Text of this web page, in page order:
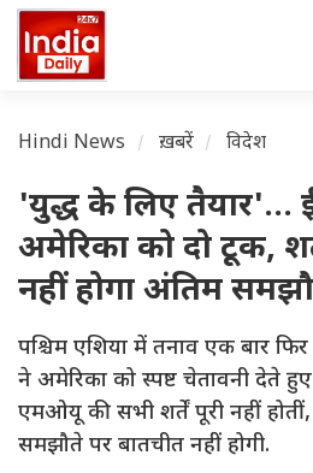
Hindi News ख़बरें विदेश
'युद्ध के लिए तैयार'...
अमेरिका को दो टूक,
नहीं होगा अंतिम
पश्चिम एशिया में तनाव एक बार
ने अमेरिका को स्पष्ट चेतावनी देते
एमओयू की सभी शर्तें पूरी नहीं
समझौते पर बातचीत नहीं होगी.